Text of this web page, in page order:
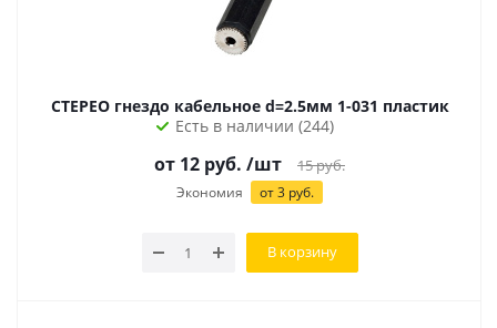
СТЕРЕО гнездо кабельное d=2.5мм 1-031 пластик
Есть в наличии (244)
от 12 руб. /шт 15руб.
Экономия от3 руб.
В корзину